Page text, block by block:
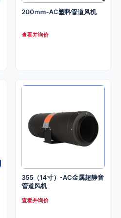
200mm-AC塑料管道风机
查看并询价
355（14寸）-AC金属超静音
管道风机
查看并询价